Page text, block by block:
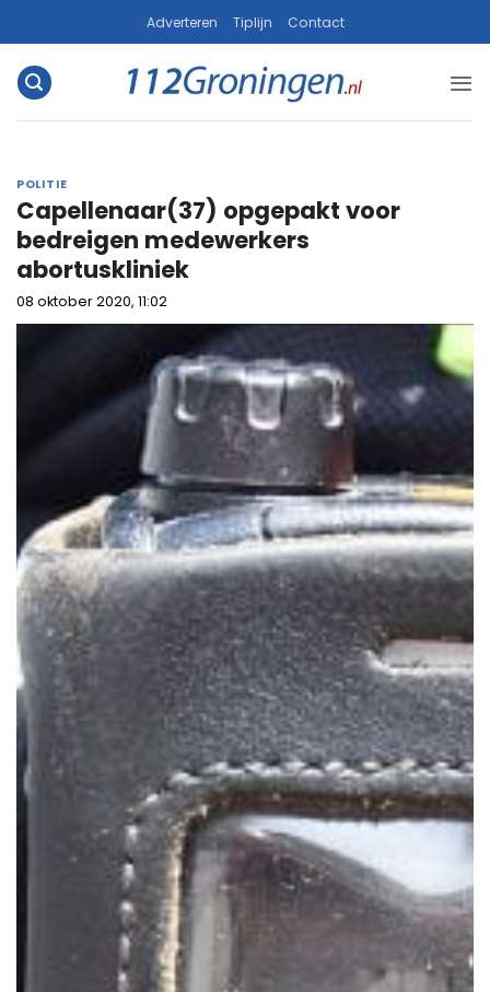
naar
inhoud
Adverteren Tiplijn Contact
POLITIE
Capellenaar(37) opgepakt voor
bedreigen medewerkers
abortuskliniek
08 oktober 2020, 11:02